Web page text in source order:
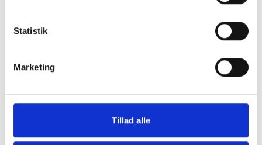
Statistik
Marketing
Tillad alle
Grill og Tilbehør Indvendigt Udstyr